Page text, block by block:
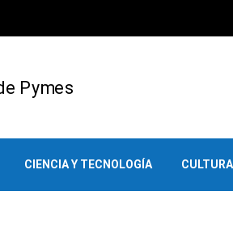
CIENCIA Y TECNOLOGÍA